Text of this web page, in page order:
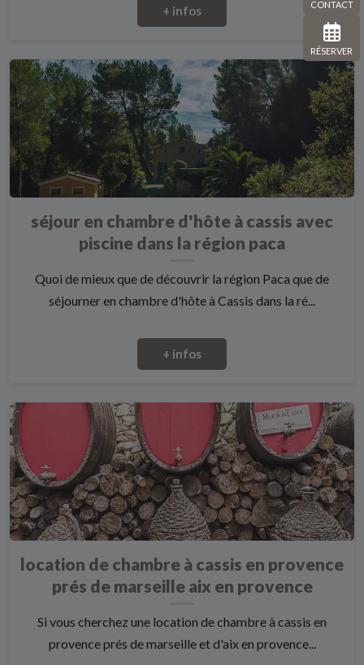
CONTACT
RÉSERVER
+ infos
séjour en chambre d'hôte à cassis avec
piscine dans la région paca
Quoi de mieux que de découvrir la région Paca que de
séjourner en chambre d'hôte à Cassis dans la ré...
+ infos
location de chambre à cassis en provence
prés de marseille aix en provence
Si vous cherchez une location de chambre à cassis en
provence prés de marseille et d'aix en provence...